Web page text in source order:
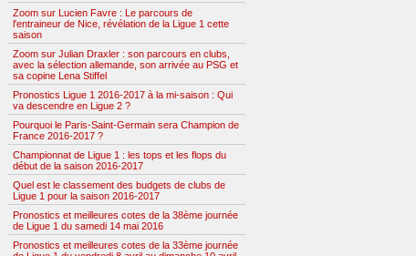
Zoom sur Lucien Favre : Le parcours de
l'entraineur de Nice, révélation de la Ligue 1 cette
saison
Zoom sur Julian Draxler : son parcours en clubs,
avec la sélection allemande, son arrivée au PSG et
sa copine Lena Stiffel
Pronostics Ligue 1 2016-2017 à la mi-saison : Qui
va descendre en Ligue 2 ?
Pourquoi le Paris-Saint-Germain sera Champion de
France 2016-2017 ?
Championnat de Ligue 1 : les tops et les flops du
début de la saison 2016-2017
Quel est le classement des budgets de clubs de
Ligue 1 pour la saison 2016-2017
Pronostics et meilleures cotes de la 38ème journée
de Ligue 1 du samedi 14 mai 2016
Pronostics et meilleures cotes de la 33ème journée